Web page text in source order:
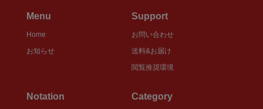
Menu
Home
お知らせ
Support
お問い合わせ
送料&お届け
閲覧推奨環境
Notation Category